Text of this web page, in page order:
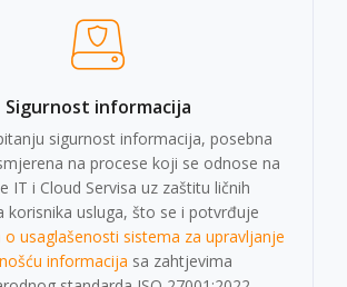
Sigurnost informacija
sigurnost informacija, posebna
na procese koji se odnose na
IT i Cloud Servisa uz zaštitu ličnih
korisnika usluga, što se i potvrđuje
usaglašenosti sistema za upravljanje
informacija sa zahtjevima